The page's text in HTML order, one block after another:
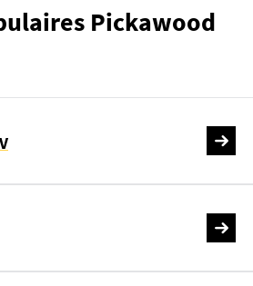
Pickawood